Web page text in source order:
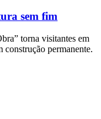
sem fim
torna visitantes em
construção permanente.